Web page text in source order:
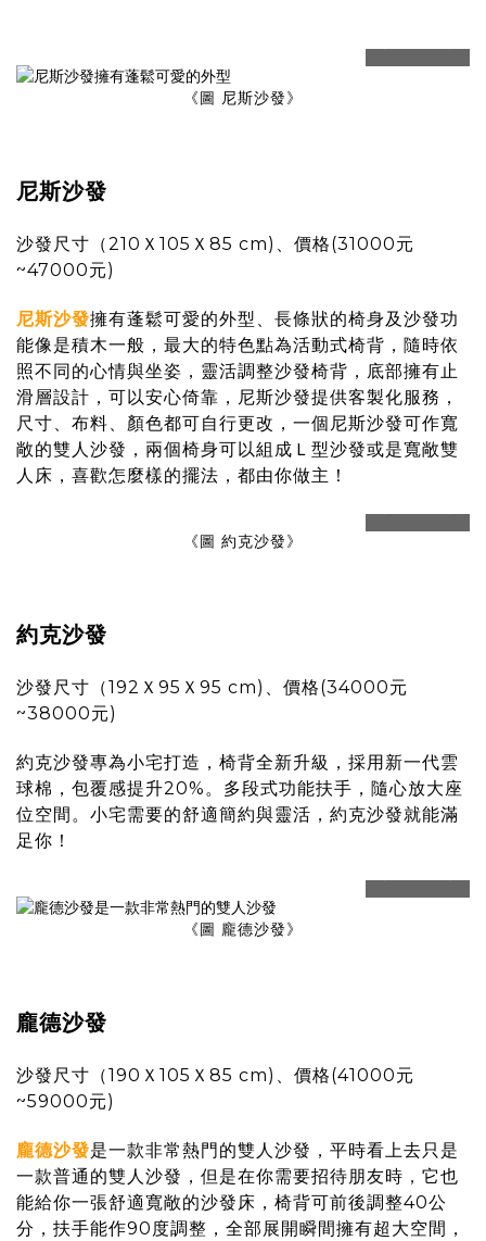
prev next
《圖 尼斯沙發》
尼斯沙發
沙發尺寸（210Ｘ105Ｘ85 cm)、價格(31000元
~47000元)
尼斯沙發擁有蓬鬆可愛的外型、長條狀的椅身及沙發功
能像是積木一般，最大的特色點為活動式椅背，隨時依
照不同的心情與坐姿，靈活調整沙發椅背，底部擁有止
滑層設計，可以安心倚靠，尼斯沙發提供客製化服務，
尺寸、布料、顏色都可自行更改，一個尼斯沙發可作寬
敞的雙人沙發，兩個椅身可以組成Ｌ型沙發或是寬敞雙
人床，喜歡怎麼樣的擺法，都由你做主！
prev next
《圖 約克沙發》
約克沙發
沙發尺寸（192Ｘ95Ｘ95 cm)、價格(34000元
~38000元)
約克沙發專為小宅打造，椅背全新升級，採用新一代雲
球棉，包覆感提升20%。多段式功能扶手，隨心放大座
位空間。小宅需要的舒適簡約與靈活，約克沙發就能滿
足你！
prev next
《圖 龐德沙發》
龐德沙發
沙發尺寸（190Ｘ105Ｘ85 cm)、價格(41000元
~59000元)
龐德沙發是一款非常熱門的雙人沙發，平時看上去只是
一款普通的雙人沙發，但是在你需要招待朋友時，它也
能給你一張舒適寬敞的沙發床，椅背可前後調整40公
分，扶手能作90度調整，全部展開瞬間擁有超大空間，